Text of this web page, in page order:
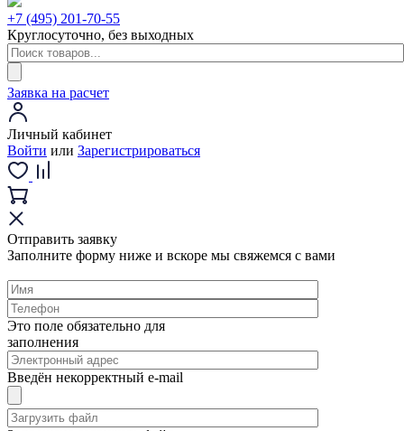
+7 (495) 201-70-55
Круглосуточно, без выходных
Заявка на расчет
Личный кабинет
Войти или Зарегистрироваться
Отправить заявку
Заполните форму ниже и вскоре мы свяжемся с вами
Это поле обязательно для
заполнения
Введён некорректный e-mail